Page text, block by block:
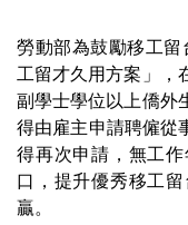
勞動部為鼓勵移工
工留才久用方案」，
副學士學位以上僑外
得由雇主申請聘僱從
得再次申請，無工
口，提升優秀移工
贏。